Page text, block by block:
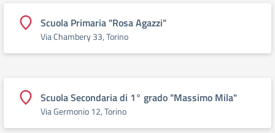
Scuola Primaria "Rosa Agazzi"
Via Chambery 33, Torino
Scuola Secondaria di 1° grado "Massimo Mila"
Via Germonio 12, Torino